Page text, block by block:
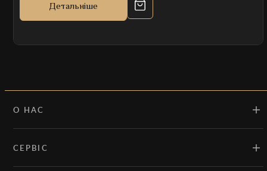
Детальніше
О НАС
СЕРВІС